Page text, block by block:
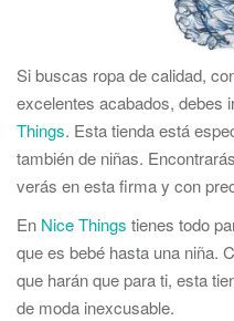
Si buscas ropa de calidad,
excelentes acabados, debes
Things. Esta tienda está
también de niñas.
verás en esta firma y con
En Nice Things tienes todo
que es bebé hasta una niña.
que harán que para ti, esta
de moda inexcusable.